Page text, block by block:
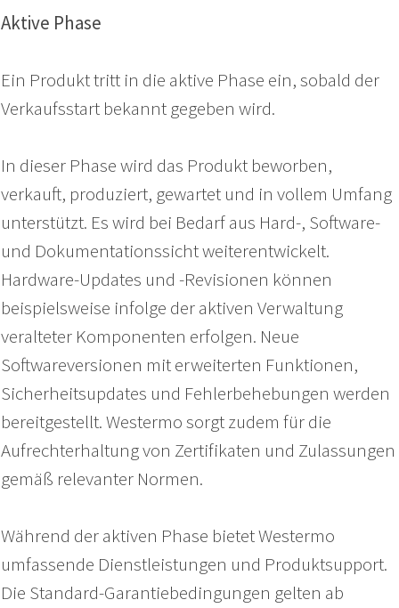
Aktive Phase
Ein Produkt tritt in die aktive Phase ein, sobald der
Verkaufsstart bekannt gegeben wird.
In dieser Phase wird das Produkt beworben,
verkauft, produziert, gewartet und in vollem Umfang
unterstützt. Es wird bei Bedarf aus Hard-, Software-
und Dokumentationssicht weiterentwickelt.
Hardware-Updates und -Revisionen können
beispielsweise infolge der aktiven Verwaltung
veralteter Komponenten erfolgen. Neue
Softwareversionen mit erweiterten Funktionen,
Sicherheitsupdates und Fehlerbehebungen werden
bereitgestellt. Westermo sorgt zudem für die
Aufrechterhaltung von Zertifikaten und Zulassungen
gemäß relevanter Normen.
Während der aktiven Phase bietet Westermo
umfassende Dienstleistungen und Produktsupport.
Die Standard-Garantiebedingungen gelten ab